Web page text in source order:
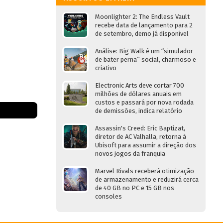
Moonlighter 2: The Endless Vault
recebe data de lançamento para 2
de setembro, demo já disponível
Análise: Big Walk é um “simulador
de bater perna” social, charmoso e
criativo
Electronic Arts deve cortar 700
milhões de dólares anuais em
custos e passará por nova rodada
de demissões, indica relatório
Assassin's Creed: Eric Baptizat,
diretor de AC Valhalla, retorna à
Ubisoft para assumir a direção dos
novos jogos da franquia
Marvel Rivals receberá otimização
de armazenamento e reduzirá cerca
de 40 GB no PC e 15 GB nos
consoles